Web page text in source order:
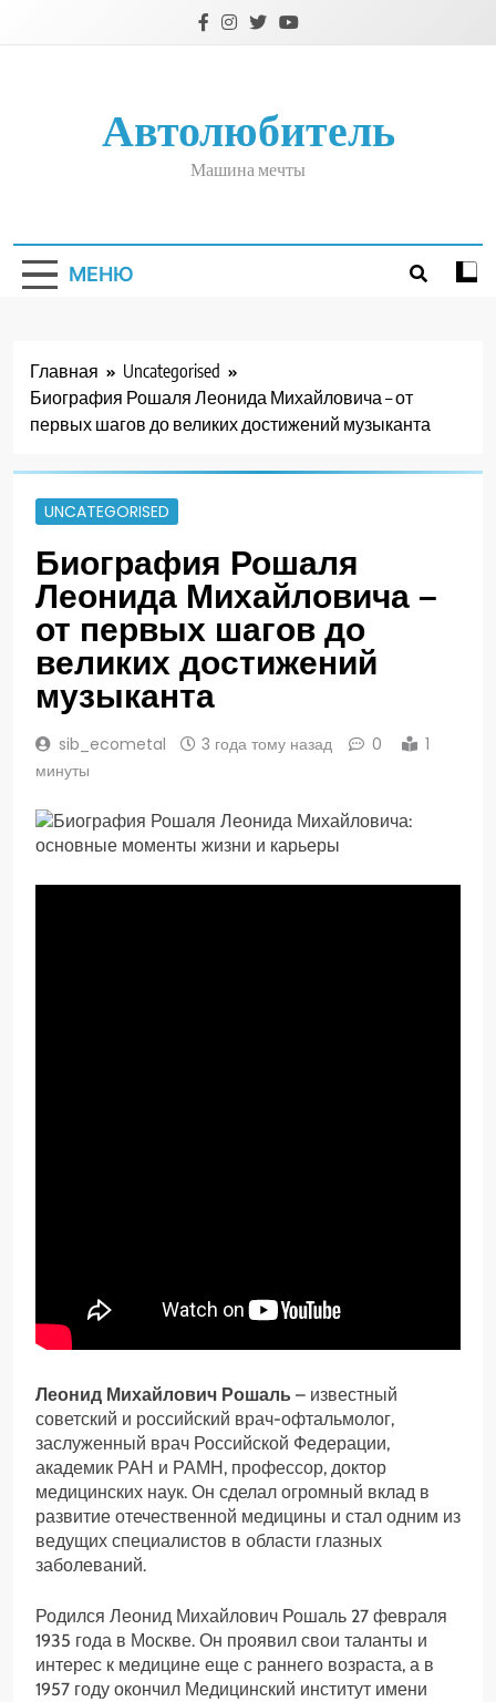
Автолюбитель
Машина мечты
МЕНЮ
Главная
Uncategorised
Биография Рошаля Леонида Михайловича – от
первых шагов до великих достижений музыканта
UNCATEGORISED
Биография Рошаля
Леонида Михайловича –
от первых шагов до
великих достижений
музыканта
sib_ecometal 3 года тому назад 0
1
минуты
Леонид Михайлович Рошаль – известный
советский и российский врач-офтальмолог,
заслуженный врач Российской Федерации,
академик РАН и РАМН, профессор, доктор
медицинских наук. Он сделал огромный вклад в
развитие отечественной медицины и стал одним из
ведущих специалистов в области глазных
заболеваний.
Родился Леонид Михайлович Рошаль 27 февраля
1935 года в Москве. Он проявил свои таланты и
интерес к медицине еще с раннего возраста, а в
1957 году окончил Медицинский институт имени